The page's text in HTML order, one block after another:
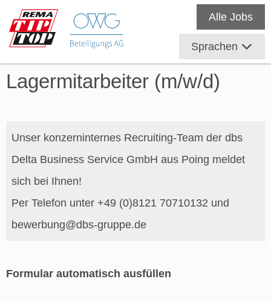
Alle Jobs
Sprachen
Lagermitarbeiter (m/w/d)
Unser konzerninternes Recruiting-Team der dbs
Delta Business Service GmbH aus Poing meldet
sich bei Ihnen!
Per Telefon unter +49 (0)8121 70710132 und
bewerbung@dbs-gruppe.de
Formular automatisch ausfüllen